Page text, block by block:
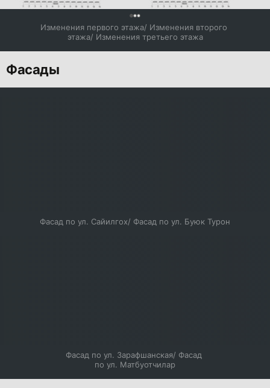
Изменения первого этажа/ Изменения второго
этажа/ Изменения третьего этажа
Фасады
Фасад по ул. Сайилгох/ Фасад по ул. Буюк Турон
Фасад по ул. Зарафшанская/ Фасад
по ул. Матбуотчилар